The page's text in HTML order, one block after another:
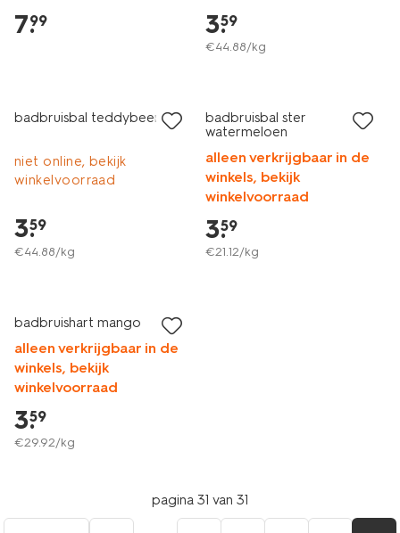
7.
99 3.
59
€44.88/kg
badbruisbal teddybeer
niet online, bekijk
winkelvoorraad
3.
59
€44.88/kg
badbruisbal ster
watermeloen
alleen verkrijgbaar in de
winkels, bekijk
winkelvoorraad
3.
59
€21.12/kg
badbruishart mango
alleen verkrijgbaar in de
winkels, bekijk
winkelvoorraad
3.
59
€29.92/kg
pagina 31 van 31